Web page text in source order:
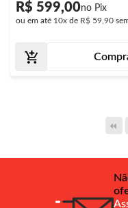
R$ 599,00
ou em até 10x de R$ 59,90